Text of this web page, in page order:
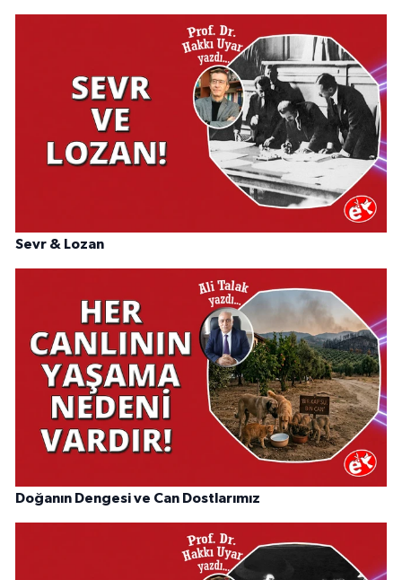
Sevr & Lozan
Doğanın Dengesi ve Can Dostlarımız